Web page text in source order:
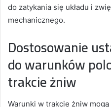
do zatykania się układu i
mechanicznego.
Dostosowanie
do warunków
trakcie żniw
Warunki w trakcie żniw